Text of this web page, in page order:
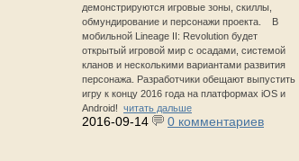
демонстрируются игровые зоны, скиллы,
обмундирование и персонажи проекта. В
мобильной Lineage II: Revolution будет
открытый игровой мир с осадами, системой
кланов и несколькими вариантами развития
персонажа. Разработчики обещают выпустить
игру к концу 2016 года на платформах iOS и
Android! читать дальше
2016-09-14 0 комментариев